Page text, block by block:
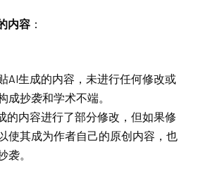
内容 ：
AI生成的内容，未进行任何修改或
成抄袭和学术不端。
的内容进行了部分修改，但如果修
使其成为作者自己的原创内容，也
袭。